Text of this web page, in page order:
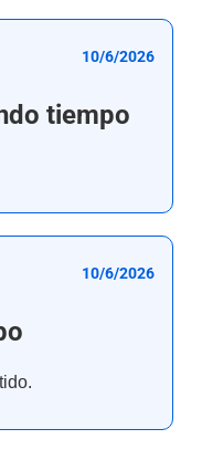
10/6/2026
tiempo
10/6/2026